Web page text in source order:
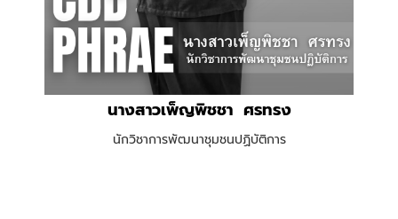
นางสาวเพ็ญพิชชา ศรทรง
นักวิชาการพัฒนาชุมชนปฏิบัติการ